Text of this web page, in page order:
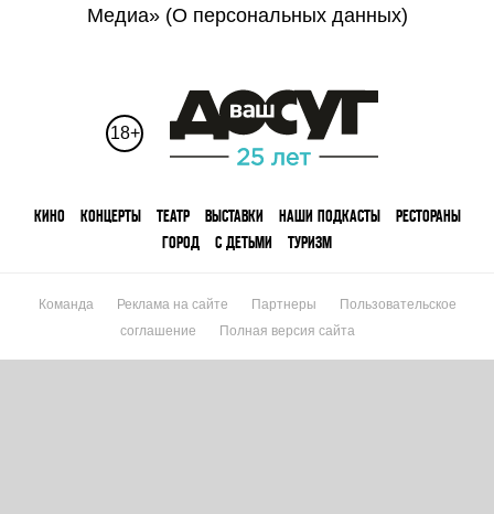
Медиа» (О персональных данных)
18+
КИНО КОНЦЕРТЫ ТЕАТР ВЫСТАВКИ НАШИ ПОДКАСТЫ
РЕСТОРАНЫ
ГОРОД
С ДЕТЬМИ ТУРИЗМ
Команда Реклама на сайте Партнеры
Пользовательское
соглашение
Полная версия сайта